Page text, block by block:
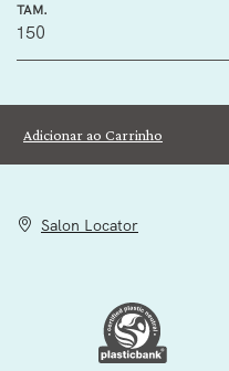
Adicionar ao Carrinho
TAM.
150
Salon Locator